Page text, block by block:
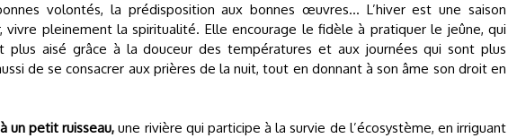
volontés, la prédisposition aux bonnes œuvres... L’hiver est une saison
vivre pleinement la spiritualité. Elle encourage le fidèle à pratiquer le jeûne, qui
plus aisé grâce à la douceur des températures et aux journées qui sont plus
de se consacrer aux prières de la nuit, tout en donnant à son âme son droit en
un petit ruisseau, une rivière qui participe à la survie de l’écosystème, en irriguant